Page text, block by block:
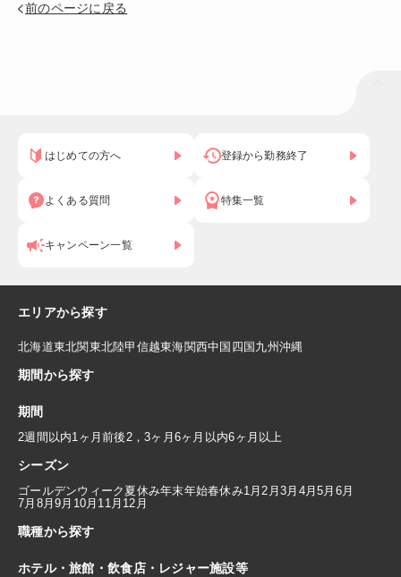
前のページに戻る
はじめての方へ 登録から勤務終了
よくある質問 特集一覧
キャンペーン一覧
エリアから探す
北海道東北関東北陸甲信越東海関西中国 四国 九州 沖縄
期間から探す
期間
2週間以内1ヶ月前後2，3ヶ月 6ヶ月以内6ヶ月以上
シーズン
ゴールデンウィーク 夏休み年末年始春休み1月2月3月 4月5月 6月
7月 8月9月 10月 11月 12月
職種から探す
ホテル・旅館・飲食店・レジャー施設等